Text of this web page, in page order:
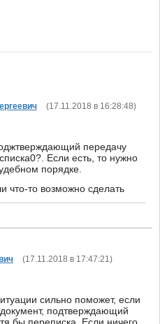
(17.11.2018 в 16:28:48)
передачу
Если есть, то нужно
порядке.
что-то возможно сделать
(17.11.2018 в 17:47:21)
сильно поможет, если
подтверждающий